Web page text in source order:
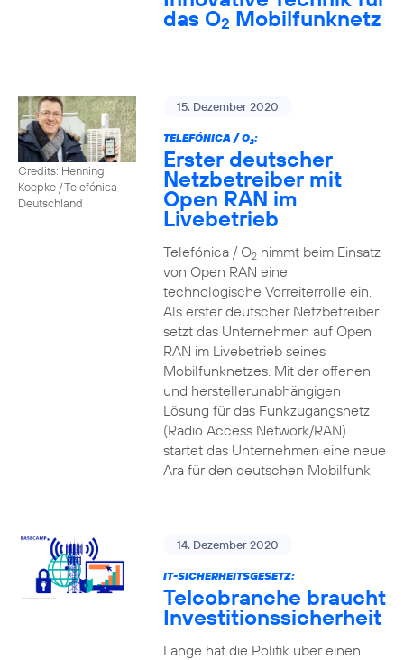
das O2 Mobilfunknetz
Credits: Henning
Koepke / Telefónica
Deutschland
15. Dezember 2020
TELEFÓNICA / O2:
Erster deutscher
Netzbetreiber mit
Open RAN im
Livebetrieb
Telefónica / O2nimmt beim Einsatz
von Open RAN eine
technologische Vorreiterrolle ein.
Als erster deutscher Netzbetreiber
setzt das Unternehmen auf Open
RAN im Livebetrieb seines
Mobilfunknetzes. Mit der offenen
und herstellerunabhängigen
Lösung für das Funkzugangsnetz
(Radio Access Network/RAN)
startet das Unternehmen eine neue
Ära für den deutschen Mobilfunk.
14. Dezember 2020
IT-SICHERHEITSGESETZ:
Telcobranche braucht
Investitionssicherheit
Lange hat die Politik über einen